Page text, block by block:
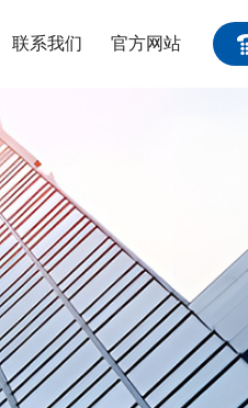
联系我们 官方网站